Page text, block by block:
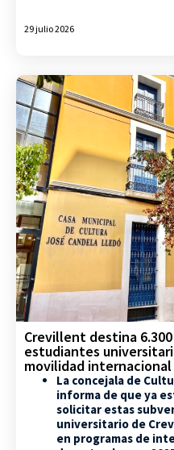
29 julio 2026
Crevillent destina
estudiantes
movilidad internacional
La concejala de
informa de que ya
solicitar estas
universitario de
en programas de